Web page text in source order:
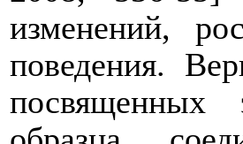
изменений,
поведения.
посвященных